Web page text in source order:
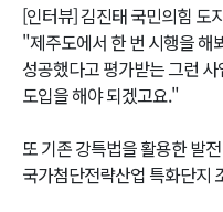
[인터뷰] 김진태 국민의힘 도
"제주도에서 한 번 시행을 해
성공했다고 평가받는 그런
도입을 해야 되겠고요."
또 기존 강특법을 활용한 발
국가첨단전략산업 특화단지